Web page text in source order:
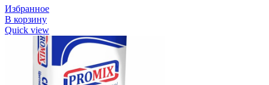
Избранное
В корзину
Quick view